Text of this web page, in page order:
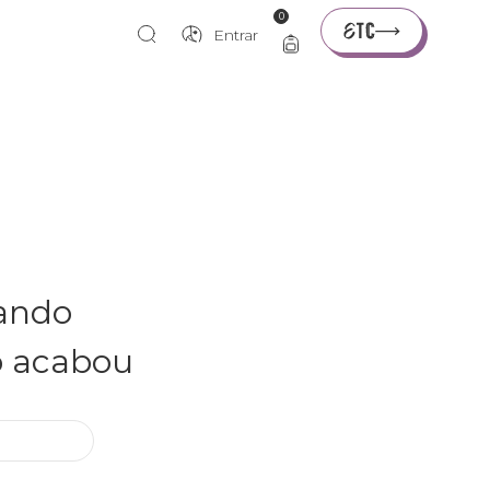
Entrar
0
acabou